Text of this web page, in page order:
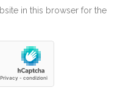
in this browser for the